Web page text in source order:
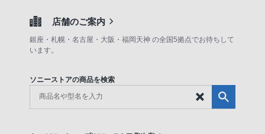
店舗のご案内
銀座・札幌・名古屋・大阪・福岡天神 の全国5拠点でお待ちして
います。
ソニーストアの商品を検索